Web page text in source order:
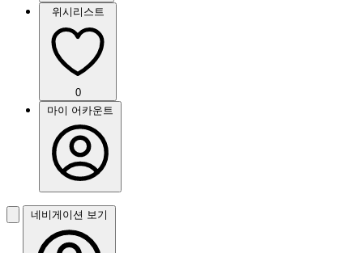
위시리스트
0
마이 어카운트
네비게이션 보기